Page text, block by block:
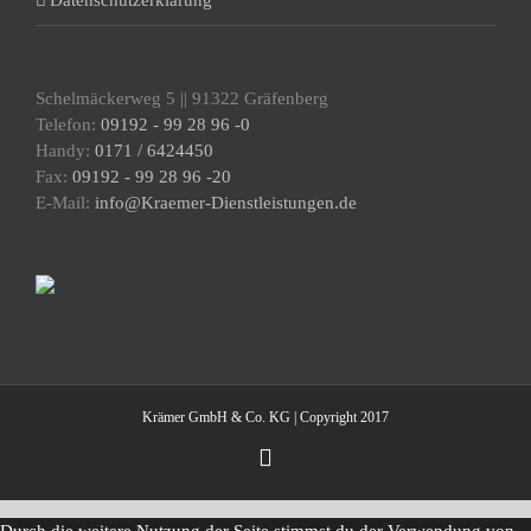
Schelmäckerweg 5 || 91322 Gräfenberg
Telefon: 09192 - 99 28 96 -0
Handy: 0171 / 6424450
Fax: 09192 - 99 28 96 -20
E-Mail: info@Kraemer-Dienstleistungen.de
Krämer GmbH & Co. KG | Copyright 2017